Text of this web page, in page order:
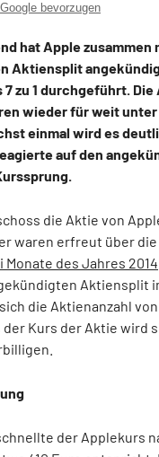
bevorzugen
hat Apple zusammen
Aktiensplit
zu 1 durchgeführt.
wieder für weit unter
einmal wird es
auf den
die Aktie von
waren erfreut über die
des Jahres 2014
Aktiensplit
die Aktienanzahl
Kurs der Aktie wird
der Applekurs